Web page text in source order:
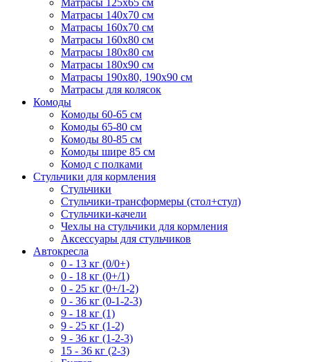
Матрасы 125х65 см
Матрасы 140х70 см
Матрасы 160х70 см
Матрасы 160х80 см
Матрасы 180х80 см
Матрасы 180х90 см
Матрасы 190х80, 190х90 см
Матрасы для колясок
Комоды
Комоды 60-65 см
Комоды 65-80 см
Комоды 80-85 см
Комоды шире 85 см
Комод с полками
Стульчики для кормления
Стульчики
Стульчики-трансформеры (стол+стул)
Стульчики-качели
Чехлы на стульчики для кормления
Аксессуары для стульчиков
Автокресла
0 - 13 кг (0/0+)
0 - 18 кг (0+/1)
0 - 25 кг (0+/1-2)
0 - 36 кг (0-1-2-3)
9 - 18 кг (1)
9 - 25 кг (1-2)
9 - 36 кг (1-2-3)
15 - 36 кг (2-3)